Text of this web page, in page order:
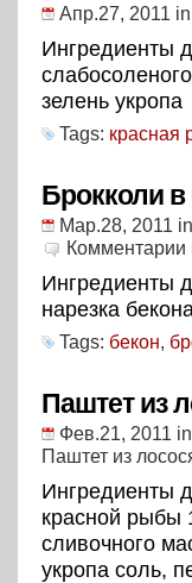
Апр.27, 2011 in
Ингредиенты
зелень укропа
Tags: красная
Брокколи
Мар.28, 2011 in
Комментарии
Ингредиенты
нарезка
Tags: бекон,
Паштет из
Фев.21, 2011 in
Паштет из
Ингредиенты
красной рыбы
сливочного
укропа соль,